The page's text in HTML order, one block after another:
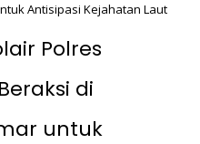
Antisipasi Kejahatan Laut
Polres
di
untuk